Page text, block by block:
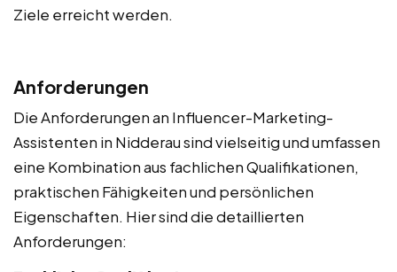
Ziele erreicht werden.
Anforderungen
Die Anforderungen an Influencer-Marketing-
Assistenten in Nidderau sind vielseitig und umfassen
eine Kombination aus fachlichen Qualifikationen,
praktischen Fähigkeiten und persönlichen
Eigenschaften. Hier sind die detaillierten
Anforderungen: